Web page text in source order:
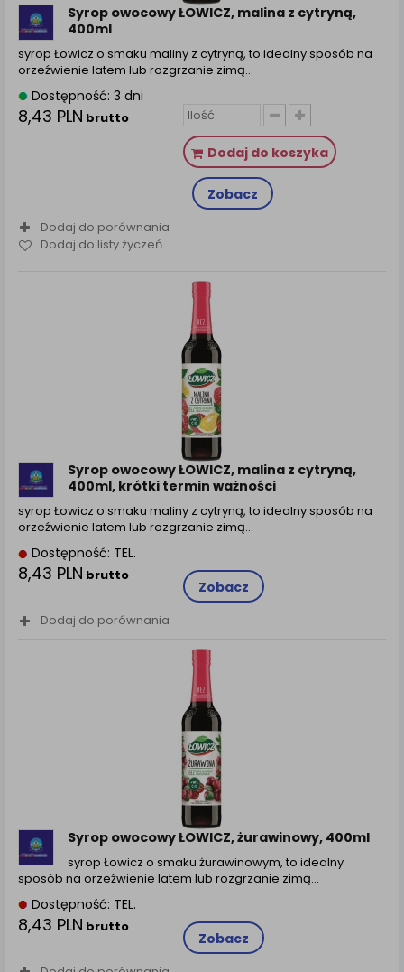
Syrop owocowy ŁOWICZ, malina z cytryną,
400ml
syrop Łowicz o smaku maliny z cytryną, to idealny sposób na
orzeźwienie latem lub rozgrzanie zimą…
Dostępność: 3 dni
8,43 PLN brutto
Dodaj do koszyka
Zobacz
Dodaj do porównania
Dodaj do listy życzeń
Syrop owocowy ŁOWICZ, malina z cytryną,
400ml, krótki termin ważności
syrop Łowicz o smaku maliny z cytryną, to idealny sposób na
orzeźwienie latem lub rozgrzanie zimą…
Dostępność: TEL.
8,43 PLN brutto
Zobacz
Dodaj do porównania
Syrop owocowy ŁOWICZ, żurawinowy, 400ml
syrop Łowicz o smaku żurawinowym, to idealny
sposób na orzeźwienie latem lub rozgrzanie zimą…
Dostępność: TEL.
8,43 PLN brutto
Zobacz